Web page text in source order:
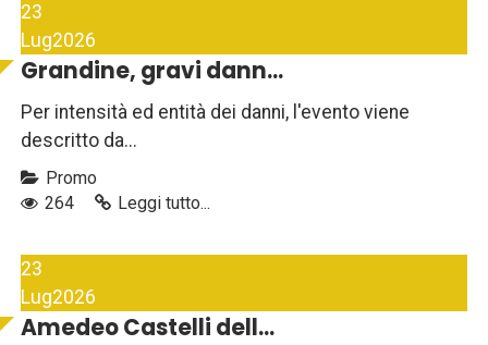
23
Lug2026
Grandine, gravi dann...
Per intensità ed entità dei danni, l'evento viene
descritto da...
Promo
264
Leggi tutto...
23
Lug2026
Amedeo Castelli dell...